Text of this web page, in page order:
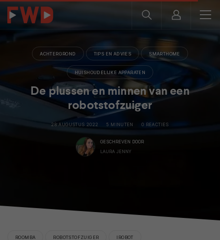
ACHTERGROND TIPS EN ADVIES SMARTHOME
HUISHOUDELIJKE APPARATEN
De plussen en minnen van een
robotstofzuiger
28 AUGUSTUS 2022 5 MINUTEN 0 REACTIES
GESCHREVEN DOOR
LAURA JENNY
ROOMBA ROBOTSTOFZUIGER IROBOT